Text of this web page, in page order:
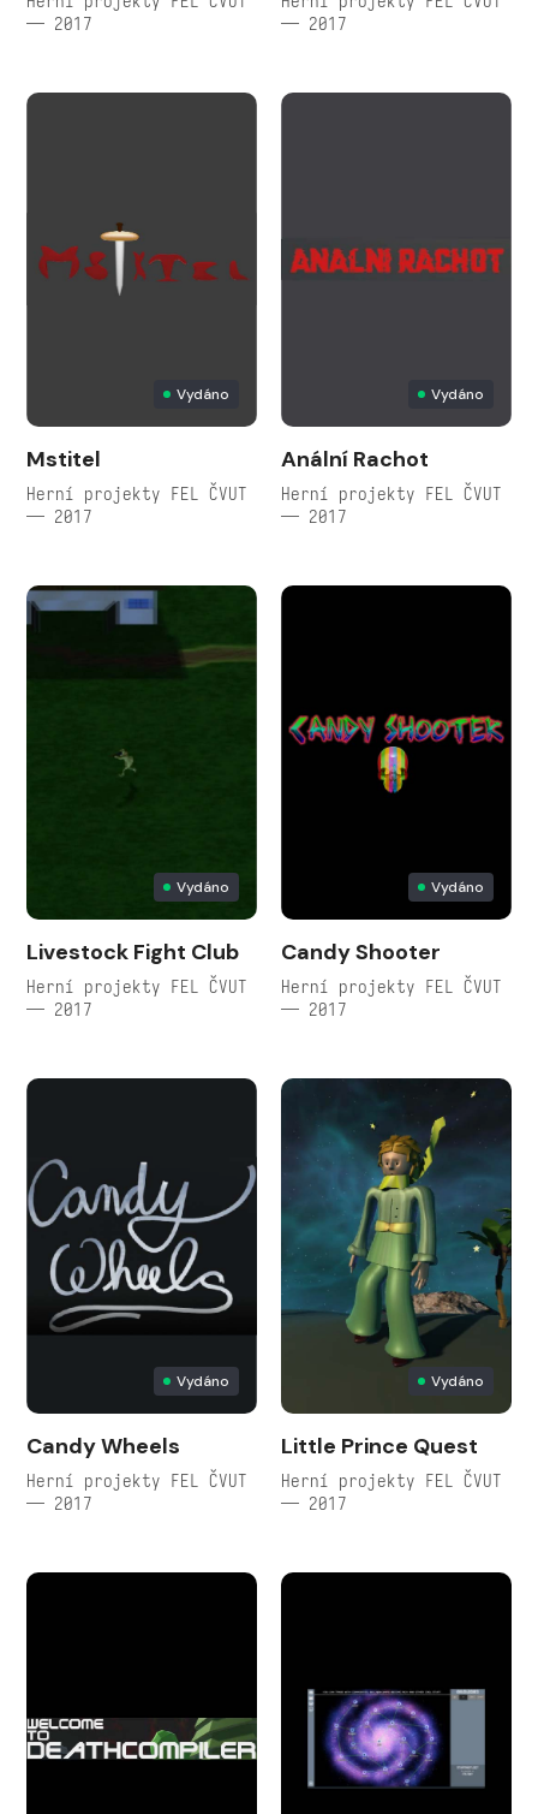
— 2017
— 2017
Vydáno
Mstitel
Herní projekty FEL ČVUT
— 2017
Vydáno
Anální Rachot
Herní projekty FEL ČVUT
— 2017
Vydáno
Livestock Fight Club
Herní projekty FEL ČVUT
— 2017
Vydáno
Candy Shooter
Herní projekty FEL ČVUT
— 2017
Vydáno
Candy Wheels
Herní projekty FEL ČVUT
— 2017
Vydáno
Little Prince Quest
Herní projekty FEL ČVUT
— 2017